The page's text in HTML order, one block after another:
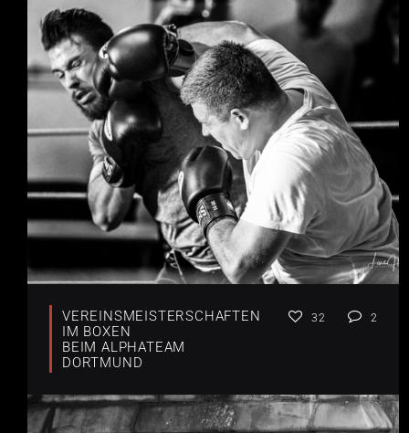
VEREINSMEISTERSCHAFTEN
IM BOXEN
BEIM ALPHATEAM
DORTMUND
32 2